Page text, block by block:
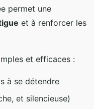
permet une
et à renforcer les
et efficaces :
à se détendre
et silencieuse)